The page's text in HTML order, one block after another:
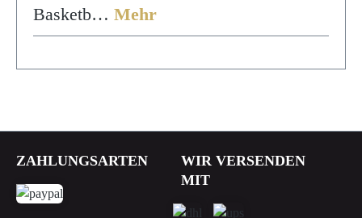
Basketb… Mehr
ZAHLUNGSARTEN
WIR VERSENDEN
MIT